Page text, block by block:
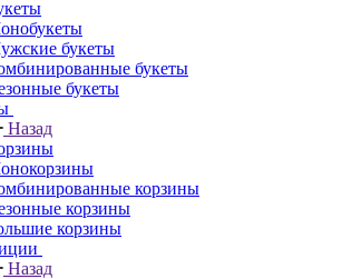
букеты
букеты
букеты
Назад
корзины
корзины
корзины
Назад